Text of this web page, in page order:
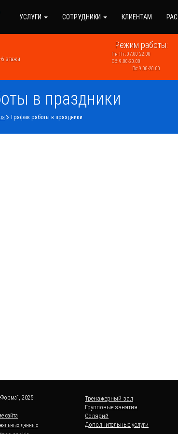
УСЛУГИ СОТРУДНИКИ КЛИЕНТАМ
6 этажи
Режим работы:
Пн-Пт: 07.00-22.00
Сб: 9.00-20.00
Вс: 9.00-20.00
в праздники
График работы в праздники
2025
сайта
данных
Тренажерный зал
Групповые занятия
Солярий
Дополнительные услуги
Вы соглашаетесь с тем, что мы
и сервис Яндекс.Метрика для
OK